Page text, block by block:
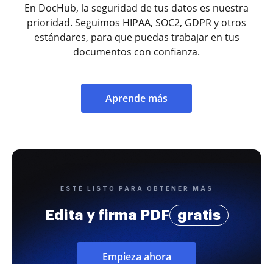
En DocHub, la seguridad de tus datos es nuestra
prioridad. Seguimos HIPAA, SOC2, GDPR y otros
estándares, para que puedas trabajar en tus
documentos con confianza.
Aprende más
ESTÉ LISTO PARA OBTENER MÁS
Edita y firma PDF gratis
Empieza ahora